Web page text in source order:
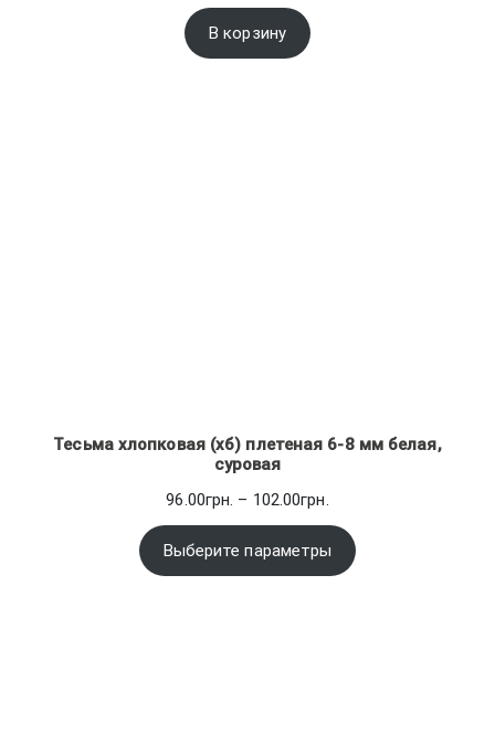
В корзину
Тесьма хлопковая (хб) плетеная 6-8 мм белая,
суровая
96.00грн. – 102.00грн.
цен:
96.00грн.
–
Выберите параметры